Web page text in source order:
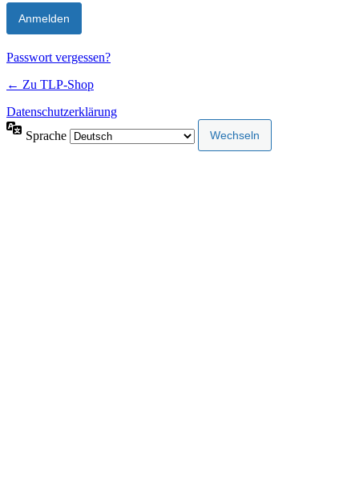
Passwort vergessen?
← Zu TLP-Shop
Datenschutzerklärung
Sprache